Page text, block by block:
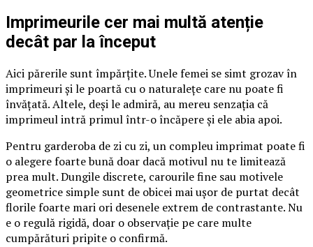
Imprimeurile cer mai multă atenție
decât par la început
Aici părerile sunt împărțite. Unele femei se simt grozav în
imprimeuri și le poartă cu o naturalețe care nu poate fi
învățată. Altele, deși le admiră, au mereu senzația că
imprimeul intră primul într-o încăpere și ele abia apoi.
Pentru garderoba de zi cu zi, un compleu imprimat poate fi
o alegere foarte bună doar dacă motivul nu te limitează
prea mult. Dungile discrete, carourile fine sau motivele
geometrice simple sunt de obicei mai ușor de purtat decât
florile foarte mari ori desenele extrem de contrastante. Nu
e o regulă rigidă, doar o observație pe care multe
cumpărături pripite o confirmă.